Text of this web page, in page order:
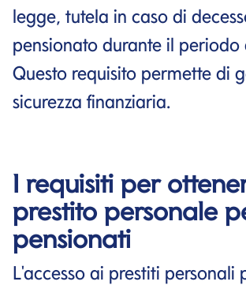
legge, tutela in caso di
pensionato durante il periodo
Questo requisito permette di
sicurezza finanziaria.
I requisiti per
prestito personale
pensionati
L'accesso ai prestiti personali